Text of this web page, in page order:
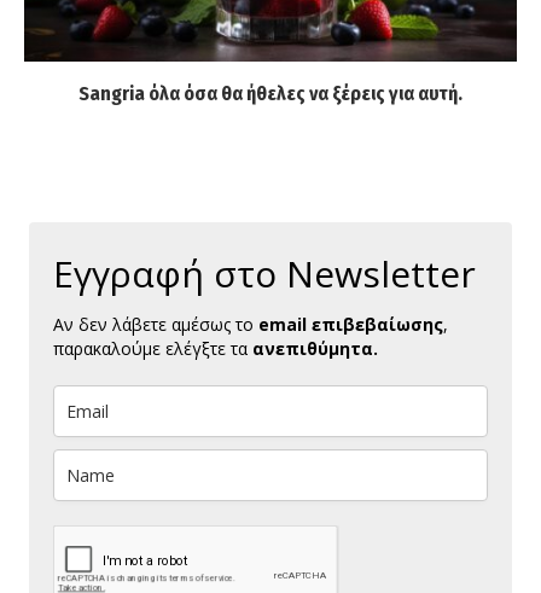
Sangria όλα όσα θα ήθελες να ξέρεις για αυτή.
Εγγραφή στο Newsletter
Αν δεν λάβετε αμέσως το email επιβεβαίωσης,
παρακαλούμε ελέγξτε τα ανεπιθύμητα.